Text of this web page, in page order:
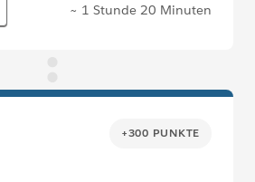
hinzufügen~ 1 Stunde 20 Minuten
+300 PUNKTE